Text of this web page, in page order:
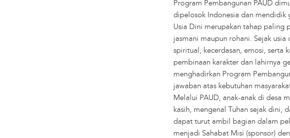
Program Pembangunan PAUD
dipelosok Indonesia dan mendidik
Usia Dini merupakan tahap paling
jasmani maupun rohani. Sejak
spiritual, kecerdasan, emosi, serta
pembinaan karakter dan lahirnya
menghadirkan Program
jawaban atas kebutuhan
Melalui PAUD, anak-anak di desa
kasih, mengenal Tuhan sejak dini,
dapat turut ambil bagian dalam
menjadi Sahabat Misi (sponsor)